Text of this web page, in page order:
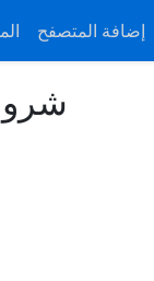
إضافة المتصفح